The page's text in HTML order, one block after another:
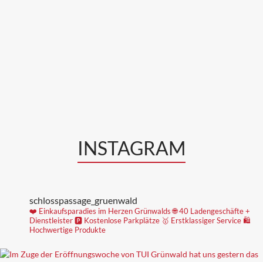
INSTAGRAM
schlosspassage_gruenwald
❤️ Einkaufsparadies im Herzen Grünwalds🌐 40 Ladengeschäfte +
Dienstleister🅿️ Kostenlose Parkplätze 🥇 Erstklassiger Service 🛍
Hochwertige Produkte